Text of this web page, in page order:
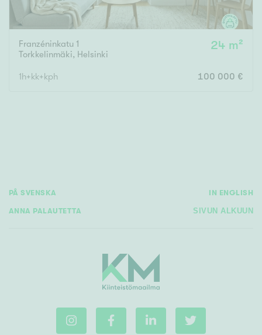
Pinta-ala
Uudiskohteet
Vain uudiskohteet Ei uudiskohteita
Franzéninkatu 1
Torkkelinmäki, Helsinki
24 m²
1h+kk+kph 100 000 €
PÅ SVENSKA IN ENGLISH
ANNA PALAUTETTA SIVUN ALKUUN